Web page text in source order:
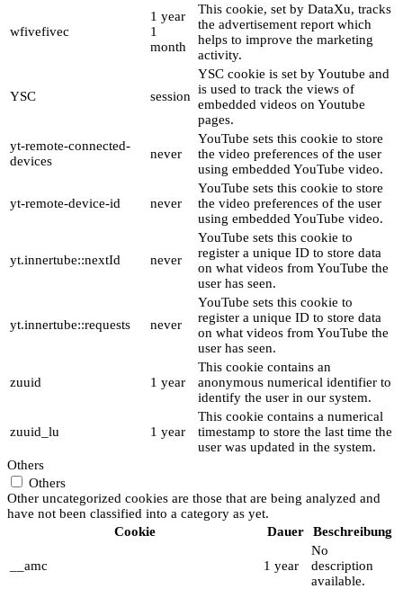
wfivefivec
1 year
1
month
This cookie, set by DataXu, tracks
the advertisement report which
helps to improve the marketing
activity.
YSC session
YSC cookie is set by Youtube and
is used to track the views of
embedded videos on Youtube
pages.
yt-remote-connected-
devices
never
YouTube sets this cookie to store
the video preferences of the user
using embedded YouTube video.
yt-remote-device-id never
YouTube sets this cookie to store
the video preferences of the user
using embedded YouTube video.
yt.innertube::nextId never
YouTube sets this cookie to
register a unique ID to store data
on what videos from YouTube the
user has seen.
yt.innertube::requests never
YouTube sets this cookie to
register a unique ID to store data
on what videos from YouTube the
user has seen.
zuuid 1 year
This cookie contains an
anonymous numerical identifier to
identify the user in our system.
zuuid_lu 1 year
This cookie contains a numerical
timestamp to store the last time the
user was updated in the system.
Others
Others
Other uncategorized cookies are those that are being analyzed and
have not been classified into a category as yet.
Cookie
Dauer Beschreibung
__amc 1 year
No
description
available.